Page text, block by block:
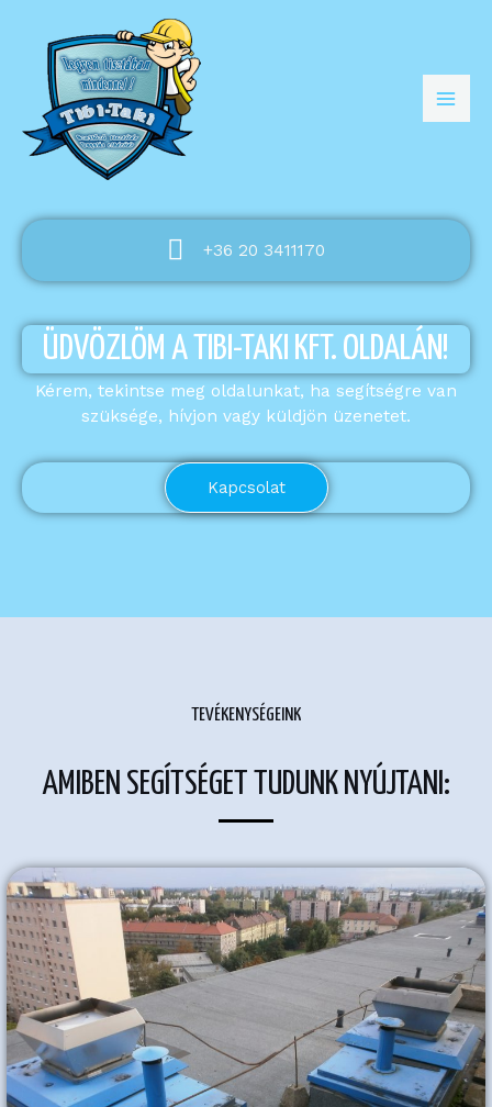
+36 20 3411170
ÜDVÖZLÖM A TIBI-TAKI KFT. OLDALÁN!
Kérem, tekintse meg oldalunkat, ha segítségre van
szüksége, hívjon vagy küldjön üzenetet.
Kapcsolat
TEVÉKENYSÉGEINK
AMIBEN SEGÍTSÉGET TUDUNK NYÚJTANI: